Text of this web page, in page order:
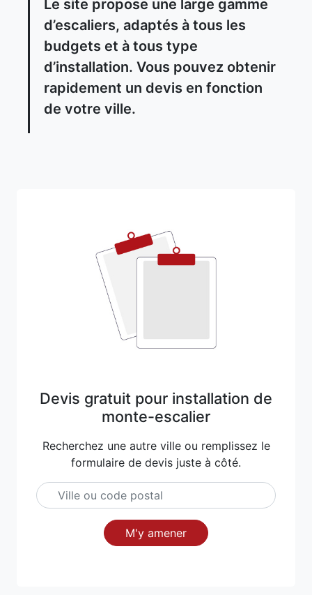
Le site propose une large gamme
d’escaliers, adaptés à tous les
budgets et à tous type
d’installation. Vous pouvez obtenir
rapidement un devis en fonction
de votre ville.
Devis gratuit pour installation de
monte-escalier
Recherchez une autre ville ou remplissez le
formulaire de devis juste à côté.
M'y amener